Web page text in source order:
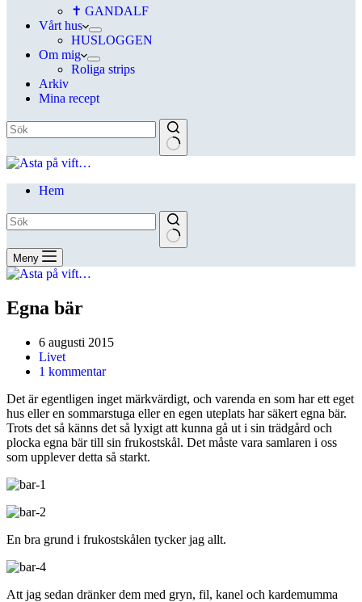
✝ GANDALF
Vårt hus
HUSLOGGEN
Om mig
Roliga strips
Arkiv
Mina recept
Hem
Meny
Egna bär
6 augusti 2015
Livet
1 kommentar
Det är egentligen inget märkvärdigt, och varenda en som har ett eget
hus eller en sommarstuga eller en egen uteplats har säkert egna bär.
Trots det så känns det så lyxigt att kunna gå ut i sin trädgård och
plocka egna bär till sin frukostskål. Det måste vara samlaren i oss
som upplever detta så starkt.
En bra grund i frukostskålen tycker jag allt.
Att jag sedan dränker dem med gryn, fil, kanel och kardemumma